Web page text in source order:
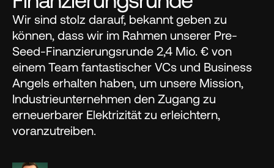
Wir sind stolz darauf, bekannt geben zu
können, dass wir im Rahmen unserer Pre-
Seed-Finanzierungsrunde 2,4 Mio. € von
einem Team fantastischer VCs und Business
Angels erhalten haben, um unsere Mission,
Industrieunternehmen den Zugang zu
erneuerbarer Elektrizität zu erleichtern,
voranzutreiben.